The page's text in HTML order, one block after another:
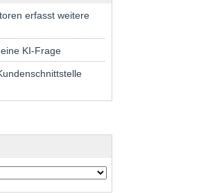
erfasst weitere
KI-Frage